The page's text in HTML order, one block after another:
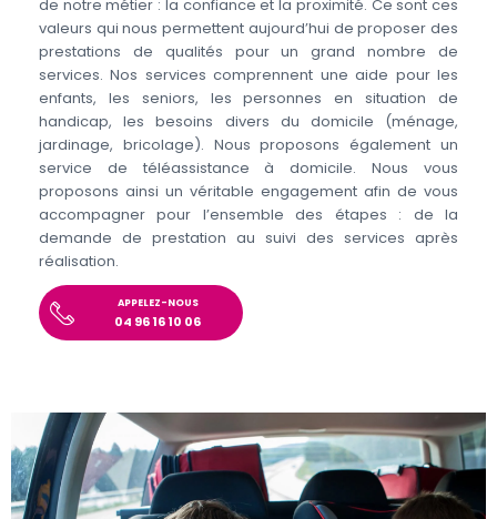
de notre métier : la confiance et la proximité. Ce sont ces
valeurs qui nous permettent aujourd’hui de proposer des
prestations de qualités pour un grand nombre de
services. Nos services comprennent une aide pour les
enfants, les seniors, les personnes en situation de
handicap, les besoins divers du domicile (ménage,
jardinage, bricolage). Nous proposons également un
service de téléassistance à domicile. Nous vous
proposons ainsi un véritable engagement afin de vous
accompagner pour l’ensemble des étapes : de la
demande de prestation au suivi des services après
réalisation.
APPELEZ-NOUS
04 96 16 10 06